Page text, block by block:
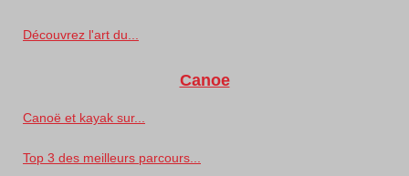
Découvrez l'art du...
Canoe
Canoë et kayak sur...
Top 3 des meilleurs parcours...